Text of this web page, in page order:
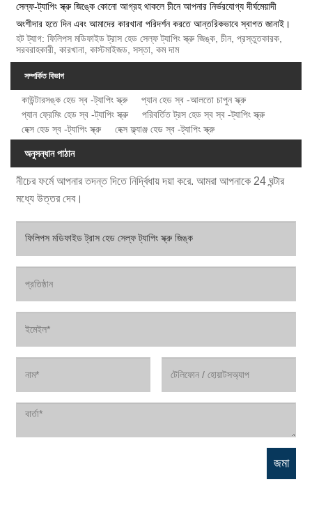
সেল্ফ-ট্যাপিং স্ক্রু জিঙ্কে কোনো আগ্রহ থাকলে চীনে আপনার নির্ভরযোগ্য দীর্ঘমেয়াদী
অংশীদার হতে দিন এবং আমাদের কারখানা পরিদর্শন করতে আন্তরিকভাবে স্বাগত জানাই।
হট ট্যাগ: ফিলিপস মডিফাইড ট্রাস হেড সেল্ফ ট্যাপিং স্ক্রু জিঙ্ক, চীন, প্রস্তুতকারক,
সরবরাহকারী, কারখানা, কাস্টমাইজড, সস্তা, কম দাম
সম্পর্কিত বিভাগ
কাউন্টারসঙ্ক হেড স্ব -ট্যাপিং স্ক্রু
প্যান হেড স্ব -আলতো চাপুন স্ক্রু
প্যান ফ্রেমিং হেড স্ব -ট্যাপিং স্ক্রু
পরিবর্তিত ট্রস হেড স্ব স্ব -ট্যাপিং স্ক্রু
হেক্স হেড স্ব -ট্যাপিং স্ক্রু
হেক্স ফ্ল্যাঞ্জ হেড স্ব -ট্যাপিং স্ক্রু
অনুসন্ধান পাঠান
নীচের ফর্মে আপনার তদন্ত দিতে নির্দ্বিধায় দয়া করে. আমরা আপনাকে 24 ঘন্টার
মধ্যে উত্তর দেব।